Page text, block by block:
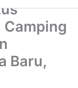
Camping
Baru,